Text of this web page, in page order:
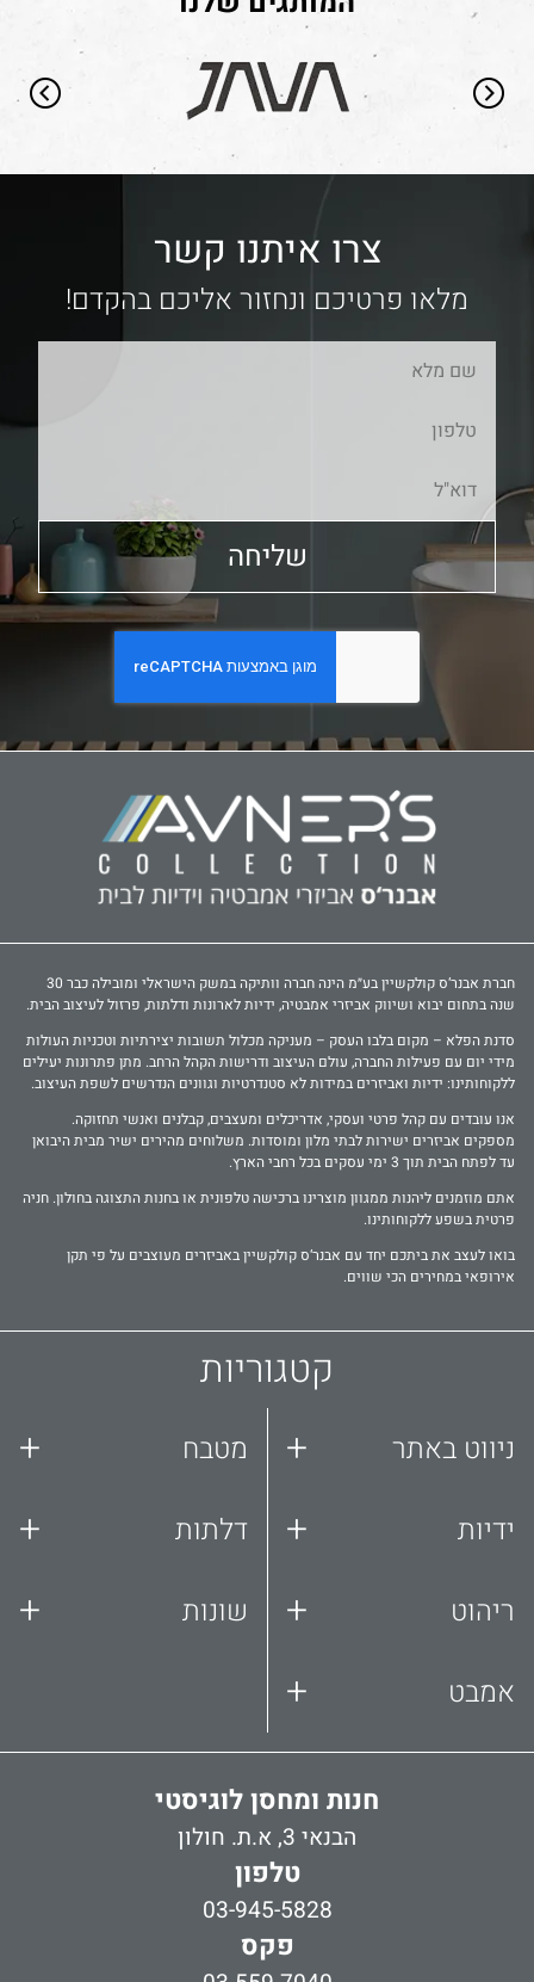
צרו איתנו קשר
מלאו פרטיכם ונחזור אליכם בהקדם!
שליחה
חברת אבנר‘ס קולקשיין בע״מ הינה חברה וותיקה במשק הישראלי ומובילה כבר 30
שנה בתחום יבוא ושיווק אביזרי אמבטיה, ידיות לארונות ודלתות, פרזול לעיצוב הבית.
סדנת הפלא – מקום בלבו העסק – מעניקה מכלול תשובות יצירתיות וטכניות העולות
מידי יום עם פעילות החברה, עולם העיצוב ודרישות הקהל הרחב. מתן פתרונות יעילים
ללקוחותינו: ידיות ואביזרים במידות לא סטנדרטיות וגוונים הנדרשים לשפת העיצוב.
אנו עובדים עם קהל פרטי ועסקי, אדריכלים ומעצבים, קבלנים ואנשי תחזוקה.
מספקים אביזרים ישירות לבתי מלון ומוסדות. משלוחים מהירים ישיר מבית היבואן
עד לפתח הבית תוך 3 ימי עסקים בכל רחבי הארץ.
אתם מוזמנים ליהנות ממגוון מוצרינו ברכישה טלפונית או בחנות התצוגה בחולון. חניה
פרטית בשפע ללקוחותינו.
בואו לעצב את ביתכם יחד עם אבנר‘ס קולקשיין באביזרים מעוצבים על פי תקן
אירופאי במחירים הכי שווים.
קטגוריות
ניווט באתר +
ידיות +
ריהוט +
אמבט +
מטבח +
דלתות +
שונות +
חנות ומחסן לוגיסטי
הבנאי 3, א.ת. חולון
טלפון
03-945-5828
פקס